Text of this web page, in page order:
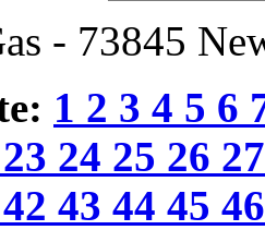
- 73845
1 2 3 4 5 6
23 24 25 26
42 43 44 45